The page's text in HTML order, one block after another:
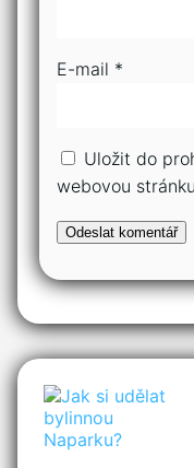
E-mail *
Uložit do
webovou